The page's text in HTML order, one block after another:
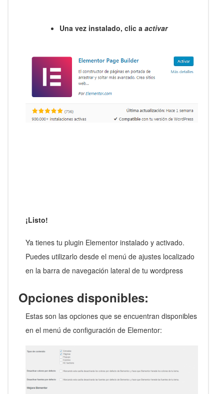
Una vez instalado, clic a activar
¡Listo!
Ya tienes tu plugin Elementor instalado y activado.
Puedes utilizarlo desde el menú de ajustes localizado
en la barra de navegación lateral de tu wordpress
Opciones disponibles:
Estas son las opciones que se encuentran disponibles
en el menú de configuración de Elementor: